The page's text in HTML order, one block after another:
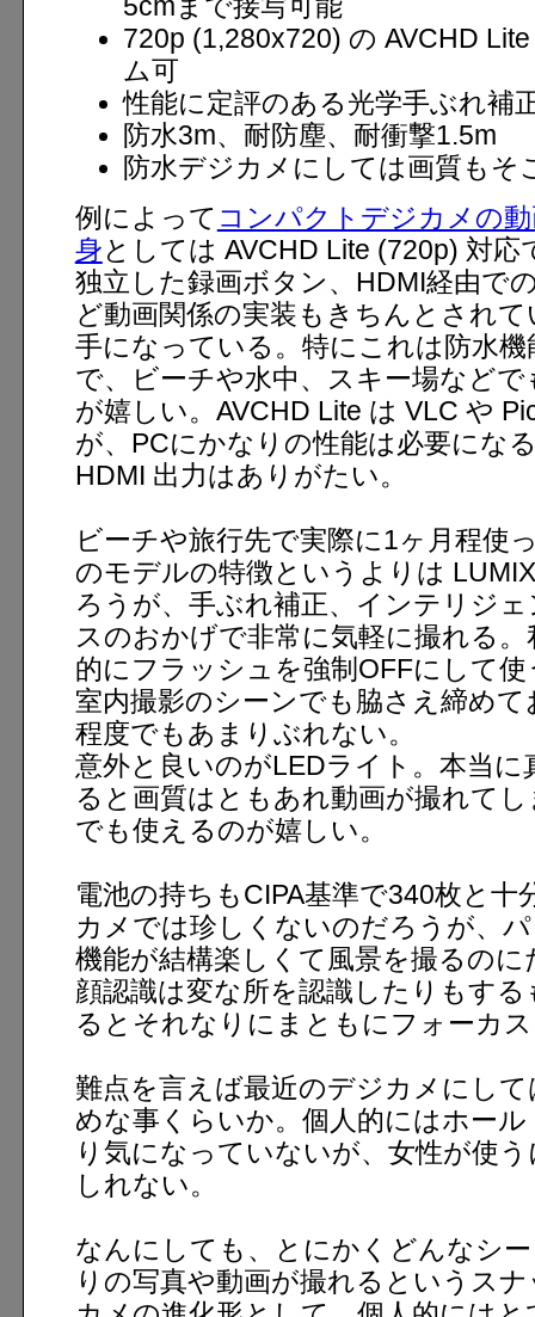
5cmまで接写可能
720p (1,280x720) の AVCHD
ム可
性能に定評のある光学手ぶれ補
防水3m、耐防塵、耐衝撃1.5m
防水デジカメにしては画質もそ
例によって コンパクトデジカメの
身 としては AVCHD Lite (720p) 対
独立した録画ボタン、HDMI経由で
ど動画関係の実装もきちんとされ
手になっている。特にこれは防水
で、ビーチや水中、スキー場など
が嬉しい。AVCHD Lite は VLC や
が、PCにかなりの性能は必要にな
HDMI 出力はありがたい。
ビーチや旅行先で実際に1ヶ月程使
のモデルの特徴というよりは
ろうが、手ぶれ補正、インテリジ
スのおかげで非常に気軽に撮れる
的にフラッシュを強制OFFにして
室内撮影のシーンでも脇さえ締めて
程度でもあまりぶれない。
意外と良いのがLEDライト。本当
ると画質はともあれ動画が撮れて
でも使えるのが嬉しい。
電池の持ちもCIPA基準で340枚と十
カメでは珍しくないのだろうが、
機能が結構楽しくて風景を撮るの
顔認識は変な所を認識したりもす
るとそれなりにまともにフォーカ
難点を言えば最近のデジカメにし
めな事くらいか。個人的にはホー
り気になっていないが、女性が使
しれない。
なんにしても、とにかくどんなシ
りの写真や動画が撮れるというス